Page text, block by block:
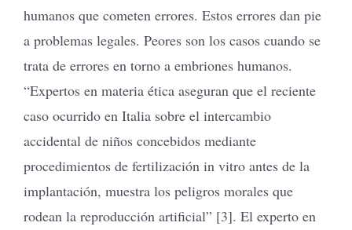
humanos que cometen errores. Estos errores dan pie
a problemas legales. Peores son los casos cuando se
trata de errores en torno a embriones humanos.
“Expertos en materia ética aseguran que el reciente
caso ocurrido en Italia sobre el intercambio
accidental de niños concebidos mediante
procedimientos de fertilización in vitro antes de la
implantación, muestra los peligros morales que
rodean la reproducción artificial” [3]. El experto en